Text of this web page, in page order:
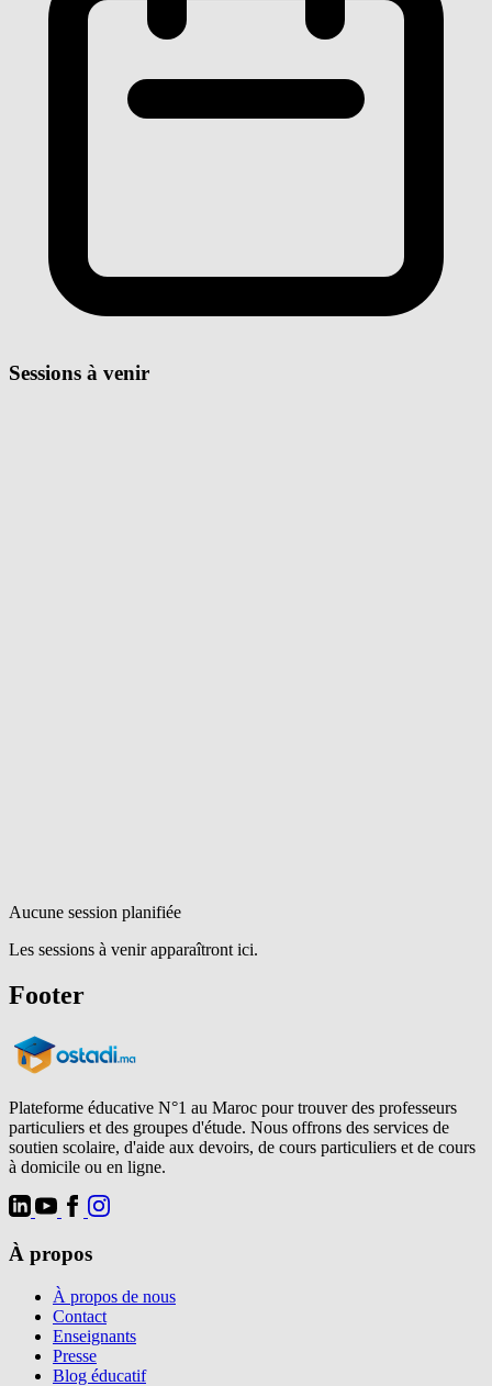
Sessions à venir
Aucune session planifiée
Les sessions à venir apparaîtront ici.
Footer
Plateforme éducative N°1 au Maroc pour trouver des professeurs
particuliers et des groupes d'étude. Nous offrons des services de
soutien scolaire, d'aide aux devoirs, de cours particuliers et de cours
à domicile ou en ligne.
À propos
À propos de nous
Contact
Enseignants
Presse
Blog éducatif